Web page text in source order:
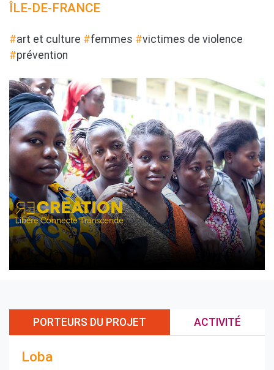
ÎLE-DE-FRANCE
#art et culture #femmes #victimes de violence
#prévention
PORTEURS DU PROJET ACTIVITÉ
Loba